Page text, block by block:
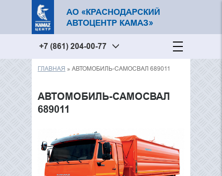
+7 (861) 204-00-77
АО «КРАСНОДАРСКИЙ
АВТОЦЕНТР КАМАЗ»
Вы здесь
ГЛАВНАЯ » АВТОМОБИЛЬ-САМОСВАЛ 689011
АВТОМОБИЛЬ-САМОСВАЛ
689011